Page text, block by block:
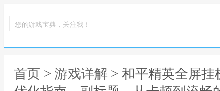
您的游戏宝典，关注我！
首页 > 游戏详解 > 和平精英全屏